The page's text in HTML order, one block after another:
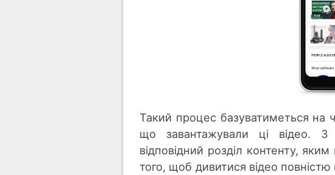
Такий процес базуватиметься на
що завантажували ці відео.
відповідний розділ контенту,
того, щоб дивитися відео повністю